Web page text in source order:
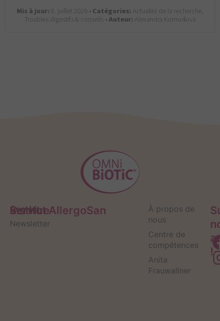
Mis à jour:8. juillet 2026 •Catégories: Actualité de la recherche,
Troubles digestifs & conseils •Auteur: Alexandra Kormošová
Service
Contact
Newsletter
Institut AllergoSan
À propos de
nous
Centre de
compétences
Anita
Frauwallner
!